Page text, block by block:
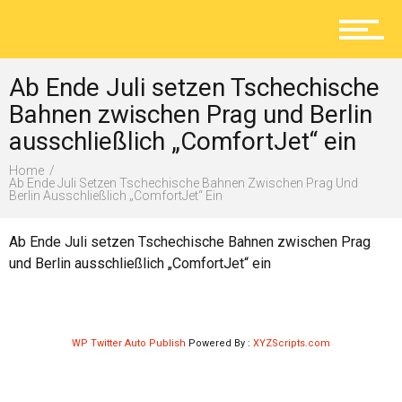
Lokal
Ratgeber
Service
Ab Ende Juli setzen Tschechische
Bahnen zwischen Prag und Berlin
ausschließlich „ComfortJet“ ein
Home
Ab Ende Juli Setzen Tschechische Bahnen Zwischen Prag Und
Berlin Ausschließlich „ComfortJet“ Ein
Ab Ende Juli setzen Tschechische Bahnen zwischen Prag
und Berlin ausschließlich „ComfortJet“ ein
WP Twitter Auto Publish Powered By : XYZScripts.com